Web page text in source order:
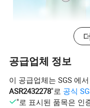
공급업체 정보
이 공급업체는 SGS 에
ASR2432278"로 공식
"로 표시된 품목은 인